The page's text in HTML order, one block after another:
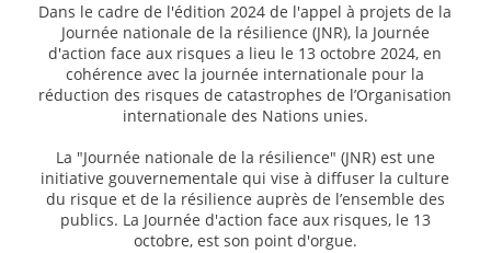
Dans le cadre de l'édition 2024 de l'appel à projets de la
Journée nationale de la résilience (JNR), la Journée
d'action face aux risques a lieu le 13 octobre 2024, en
cohérence avec la journée internationale pour la
réduction des risques de catastrophes de l’Organisation
internationale des Nations unies.
La "Journée nationale de la résilience" (JNR) est une
initiative gouvernementale qui vise à diffuser la culture
du risque et de la résilience auprès de l’ensemble des
publics. La Journée d'action face aux risques, le 13
octobre, est son point d'orgue.